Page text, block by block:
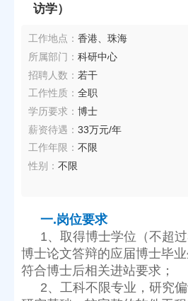
访学）
工作地点： 香港、珠海
所属部门： 科研中心
招聘人数： 若干
工作性质： 全职
学历要求： 博士
薪资待遇： 33万元/年
工作年限： 不限
性别： 不限
一.岗位要求
符合博士后相关进站要求；